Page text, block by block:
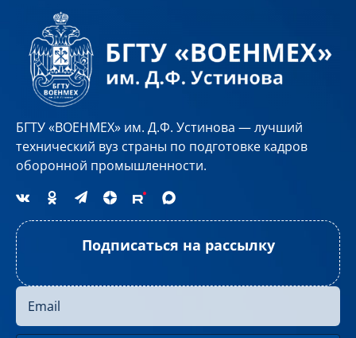
БГТУ «ВОЕНМЕХ» им. Д.Ф. Устинова — лучший
технический вуз страны по подготовке кадров
оборонной промышленности.
Подписаться на рассылку